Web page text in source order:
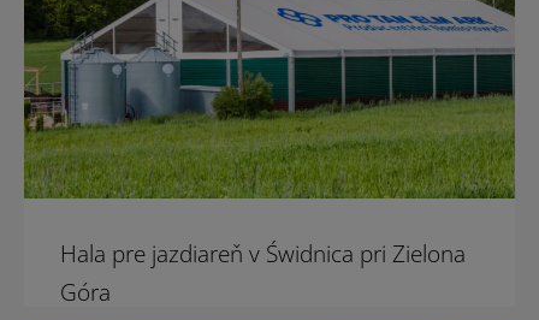
Hala pre jazdiareň v Świdnica pri Zielona
Góra